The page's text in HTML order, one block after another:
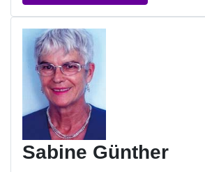
Sabine Günther